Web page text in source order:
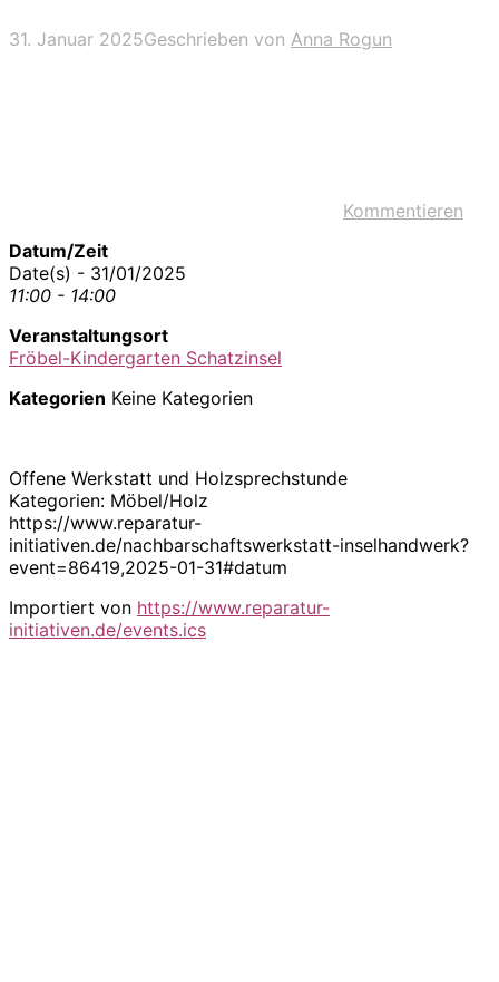
31. Januar 2025Geschrieben von Anna Rogun
Kommentieren
Datum/Zeit
Date(s) - 31/01/2025
11:00 - 14:00
Veranstaltungsort
Fröbel-Kindergarten Schatzinsel
Kategorien Keine Kategorien
Offene Werkstatt und Holzsprechstunde
Kategorien: Möbel/Holz
https://www.reparatur-
initiativen.de/nachbarschaftswerkstatt-inselhandwerk?
event=86419,2025-01-31#datum
Importiert von https://www.reparatur-
initiativen.de/events.ics